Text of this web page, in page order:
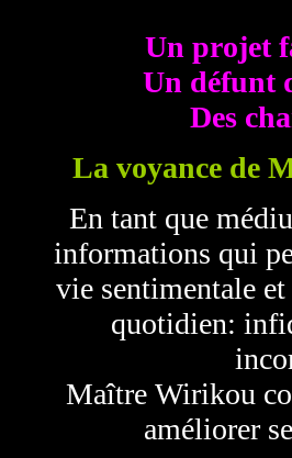
Un projet
Un défunt
Des
La voyance de
En tant que
informations qui
vie sentimentale
quotidien:
Maître Wirikou
améliorer